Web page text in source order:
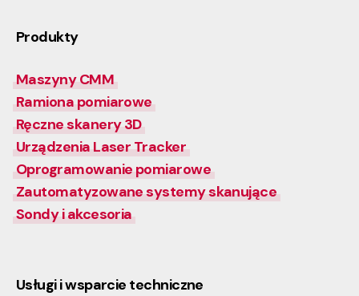
Produkty
Maszyny CMM
Ramiona pomiarowe
Ręczne skanery 3D
Urządzenia Laser Tracker
Oprogramowanie pomiarowe
Zautomatyzowane systemy skanujące
Sondy i akcesoria
Usługi i wsparcie techniczne